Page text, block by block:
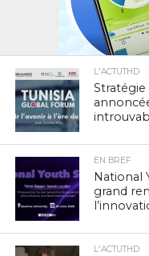
L'ACTUTHD
Stratégie
EN BREF
National
grand
L'ACTUTHD